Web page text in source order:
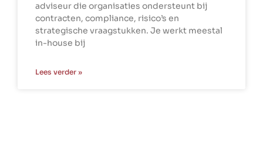
adviseur die organisaties ondersteunt bij
contracten, compliance, risico’s en
strategische vraagstukken. Je werkt meestal
in-house bij
Lees verder »